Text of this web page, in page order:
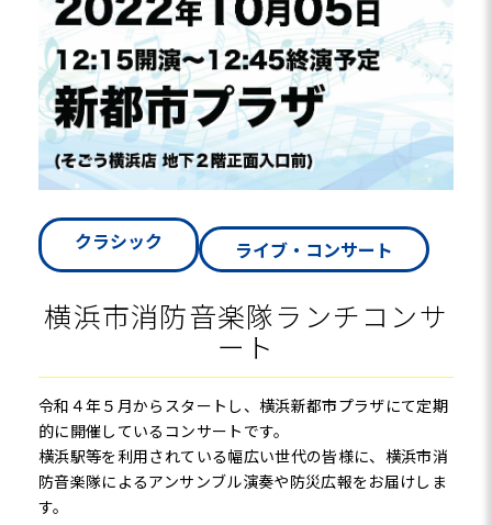
クラシック ライブ・コンサート
横浜市消防音楽隊ランチコンサ
ート
令和４年５月からスタートし、横浜新都市プラザにて定期
的に開催しているコンサートです。
横浜駅等を利用されている幅広い世代の皆様に、横浜市消
防音楽隊によるアンサンブル演奏や防災広報をお届けしま
す。